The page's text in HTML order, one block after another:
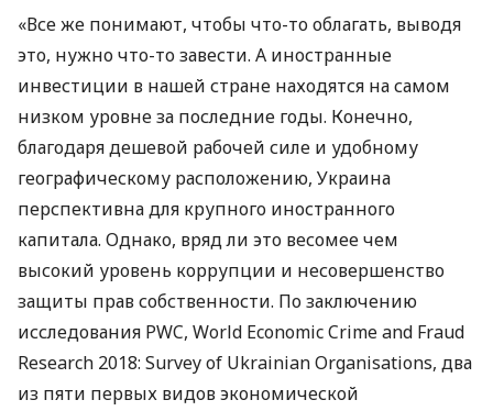
«Все же понимают, чтобы что-то облагать, выводя
это, нужно что-то завести. А иностранные
инвестиции в нашей стране находятся на самом
низком уровне за последние годы. Конечно,
благодаря дешевой рабочей силе и удобному
географическому расположению, Украина
перспективна для крупного иностранного
капитала. Однако, вряд ли это весомее чем
высокий уровень коррупции и несовершенство
защиты прав собственности. По заключению
исследования PWC, World Economic Crime and Fraud
Research 2018: Survey of Ukrainian Organisations, два
из пяти первых видов экономической